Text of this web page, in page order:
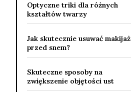
Optyczne triki dla różnych
kształtów twarzy
Jak skutecznie usuwać makijaż
przed snem?
Skuteczne sposoby na
zwiększenie objętości ust